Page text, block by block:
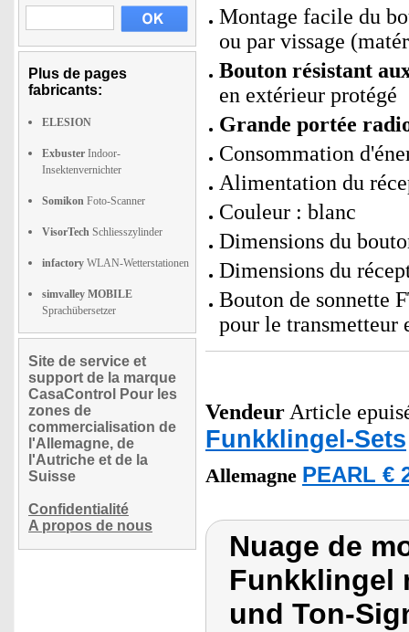
Plus de pages
fabricants:
ELESION
Exbuster Indoor-
Insektenvernichter
Somikon Foto-Scanner
VisorTech Schliesszylinder
infactory WLAN-Wetterstationen
simvalley MOBILE
Sprachübersetzer
Site de service et
support de la marque
CasaControl Pour les
zones de
commercialisation de
l'Allemagne, de
l'Autriche et de la
Suisse
Confidentialité
A propos de nous
Montage facile du
ou par vissage
Bouton résistant
en extérieur protégé
Grande portée
Consommation
Alimentation du
Couleur : blanc
Dimensions du
Dimensions du
Bouton de sonnette
pour le transmetteur
Vendeur Article
Funkklingel-Sets
Allemagne PEARL €
Nuage de
Funkklingel
und Ton-